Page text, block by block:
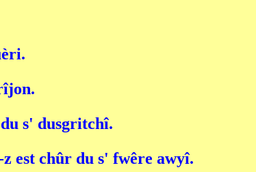
s' dusgritchî.
est chûr du s' fwêre awyî.